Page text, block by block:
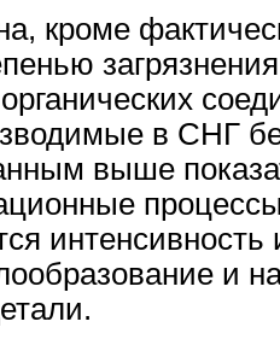
кроме
в СНГ
выше
интенсивность
и